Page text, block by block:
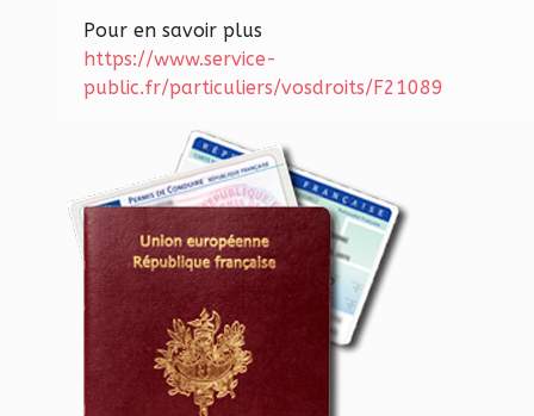
Pour en savoir plus
https://www.service-
public.fr/particuliers/vosdroits/F21089